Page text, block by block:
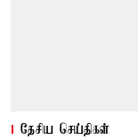
தேசிய செய்திகள்